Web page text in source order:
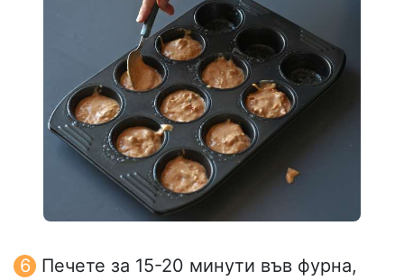
Печете за 15-20 минути във фурна,